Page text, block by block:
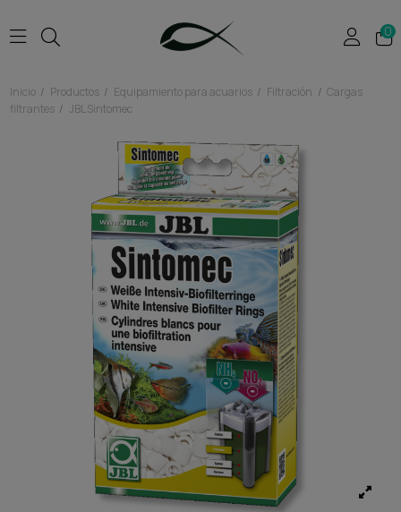
0
Inicio Productos Equipamiento para acuarios Filtración
Cargas
filtrantes
JBL Sintomec